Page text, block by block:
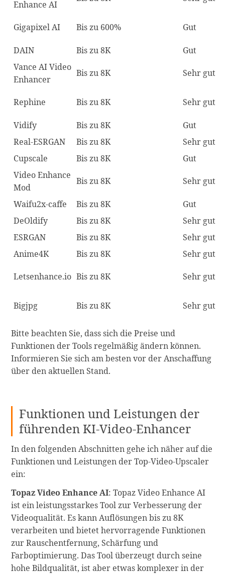
Enhance AI
Gigapixel AI Bis zu 600% Gut
DAIN Bis zu 8K
Gut
Vance AI Video
Enhancer
Bis zu 8K Sehr gut
Rephine Bis zu 8K Sehr gut
Vidify Bis zu 8K
Gut
Real-ESRGAN
Bis zu 8K
Sehr gut
Cupscale
Bis zu 8K
Gut
Video Enhance
Mod
Bis zu 8K Sehr gut
Waifu2x-caffe Bis zu 8K
Gut
DeOldify
Bis zu 8K
Sehr gut
ESRGAN
Bis zu 8K
Sehr gut
Anime4K
Bis zu 8K Sehr gut
Letsenhance.io Bis zu 8K Sehr gut
Bigjpg Bis zu 8K Sehr gut
Bitte beachten Sie, dass sich die Preise und
Funktionen der Tools regelmäßig ändern können.
Informieren Sie sich am besten vor der Anschaffung
über den aktuellen Stand.
Funktionen und Leistungen der
führenden KI-Video-Enhancer
In den folgenden Abschnitten gehe ich näher auf die
Funktionen und Leistungen der Top-Video-Upscaler
ein:
Topaz Video Enhance AI: Topaz Video Enhance AI
ist ein leistungsstarkes Tool zur Verbesserung der
Videoqualität. Es kann Auflösungen bis zu 8K
verarbeiten und bietet hervorragende Funktionen
zur Rauschentfernung, Schärfung und
Farboptimierung. Das Tool überzeugt durch seine
hohe Bildqualität, ist aber etwas komplexer in der